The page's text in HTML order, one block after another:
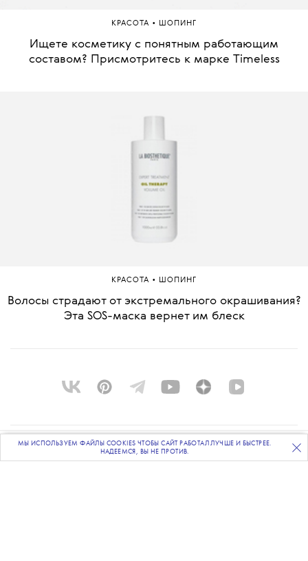
ПОДПИСЫВАЙТЕСЬНА НАШУ ВЕЧЕРНЮЮ РАССЫЛКУ
КРАСОТА • ШОПИНГ
Ищете косметику с понятным работающим
составом? Присмотритесь к марке Timeless
КРАСОТА • ШОПИНГ
Волосы страдают от экстремального окрашивания?
Эта SOS-маска вернет им блеск
О ПРОЕКТЕ
МЫ ИСПОЛЬЗУЕМ ФАЙЛЫ COOKIES ЧТОБЫ САЙТ РАБОТАЛ ЛУЧШЕ И БЫСТРЕЕ.
НАДЕЕМСЯ, ВЫ НЕ ПРОТИВ.